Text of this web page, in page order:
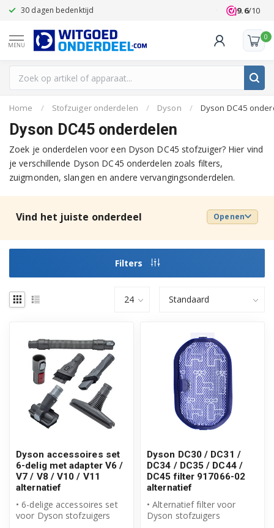
30 dagen bedenktijd Klanten
9.6/10
MENU
0
Home / Stofzuiger onderdelen / Dyson / Dyson DC45
Dyson DC45 onderdelen
Zoek je onderdelen voor een Dyson DC45 stofzuiger? Hier vind
je verschillende Dyson DC45 onderdelen zoals filters,
zuigmonden, slangen en andere vervangingsonderdelen.
Vind het juiste onderdeel Openen
Filters
Dyson accessoires set
6-delig met adapter V6 /
V7 / V8 / V10 / V11
alternatief
• 6-delige accessoires set
voor Dyson stofzuigers
Dyson DC30 / DC31 /
DC34 / DC35 / DC44 /
DC45 filter 917066-02
alternatief
• Alternatief filter voor
Dyson stofzuigers